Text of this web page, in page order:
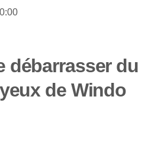
débarrasser du
de Windo